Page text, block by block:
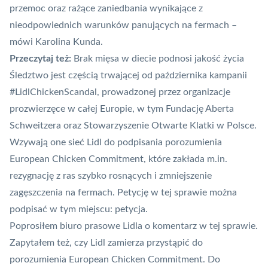
przemoc oraz rażące zaniedbania wynikające z
nieodpowiednich warunków panujących na fermach –
mówi Karolina Kunda.
Przeczytaj też: Brak mięsa w diecie podnosi jakość życia
Śledztwo jest częścią trwającej od października kampanii
#LidlChickenScandal, prowadzonej przez organizacje
prozwierzęce w całej Europie, w tym Fundację Aberta
Schweitzera oraz Stowarzyszenie Otwarte Klatki w Polsce.
Wzywają one sieć Lidl do podpisania porozumienia
European Chicken Commitment, które zakłada m.in.
rezygnację z ras szybko rosnących i zmniejszenie
zagęszczenia na fermach. Petycję w tej sprawie można
podpisać w tym miejscu: petycja.
Poprosiłem biuro prasowe Lidla o komentarz w tej sprawie.
Zapytałem też, czy Lidl zamierza przystąpić do
porozumienia European Chicken Commitment. Do